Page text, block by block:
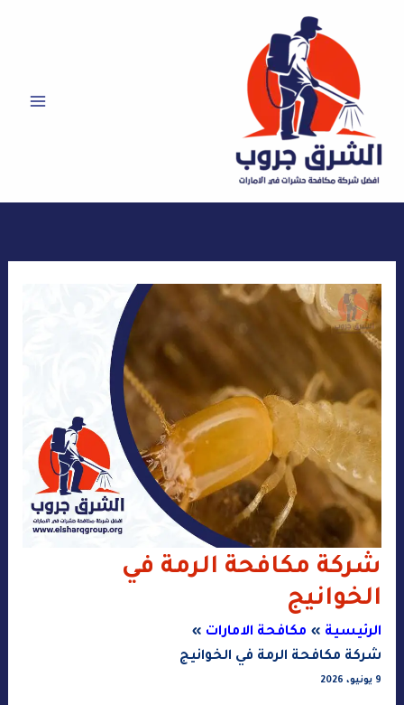
المحتوى
شركة مكافحة الرمة في
الخوانيج
الرئيسية
مكافحة الامارات
شركة مكافحة الرمة في الخوانيج
9 يونيو، 2026